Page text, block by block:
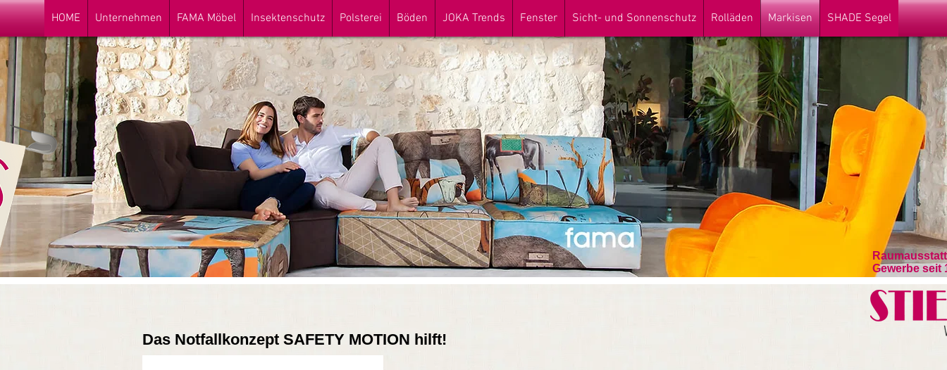
HOME Unternehmen FAMA Möbel Insektenschutz Polsterei Böden JOKA Trends Fenster Sicht- und Sonnenschutz Rolläden Markisen SHADE Segel
Das Notfallkonzept SAFETY MOTION hilft!
Gewerbe seit